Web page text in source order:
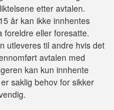
etter avtalen.
år kan ikke innhentes
foreldre eller foresatte.
utleveres til andre hvis det
avtalen med
kan kun innhente
saklig behov for sikker